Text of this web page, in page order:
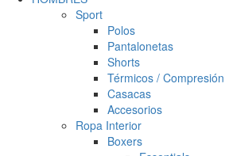
Sport
Polos
Pantalonetas
Shorts
Térmicos / Compresión
Casacas
Accesorios
Ropa Interior
Boxers